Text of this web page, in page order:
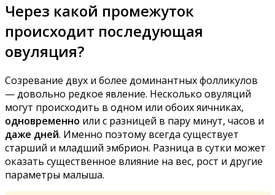
Через какой промежуток
происходит последующая
овуляция?
Созревание двух и более доминантных фолликулов
— довольно редкое явление. Несколько овуляций
могут происходить в одном или обоих яичниках,
одновременно или с разницей в пару минут, часов и
даже дней. Именно поэтому всегда существует
старший и младший эмбрион. Разница в сутки может
оказать существенное влияние на вес, рост и другие
параметры малыша.